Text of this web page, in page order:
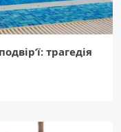
трагедія